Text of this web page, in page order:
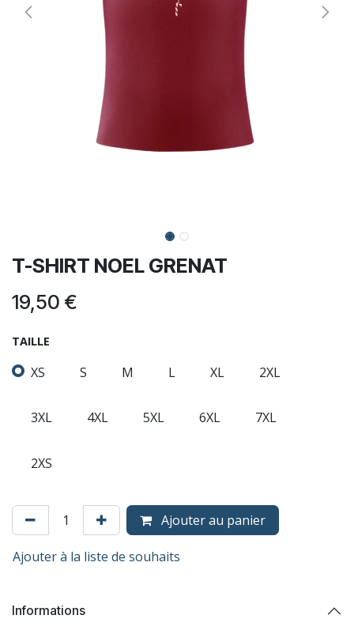
T-SHIRT NOEL GRENAT
19,50 €
TAILLE
XS S M L XL 2XL
3XL 4XL 5XL 6XL 7XL
2XS
Ajouter au panier
Ajouter à la liste de souhaits
Informations